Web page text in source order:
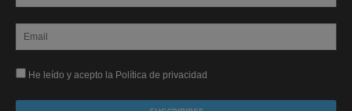
He leído y acepto la Política de privacidad